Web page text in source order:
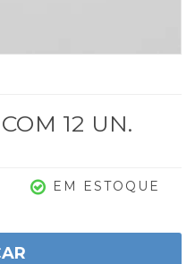
12 UN.
EM ESTOQUE